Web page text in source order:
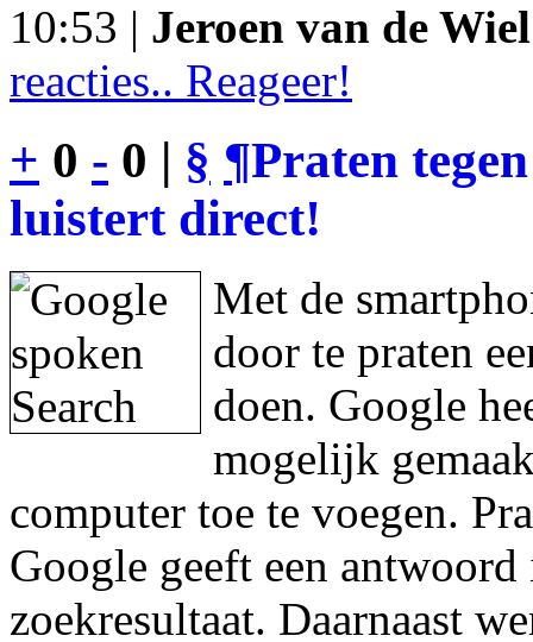
10:53 | Jeroen van de Wiel
reacties.. Reageer!
+ 0 - 0 | § ¶Praten
luistert direct!
Met de
door te praten
doen. Google
mogelijk
computer toe te voegen.
Google geeft een
zoekresultaat. Daarnaast